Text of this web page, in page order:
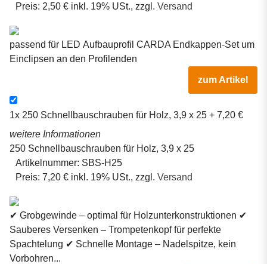
Preis: 2,50 € inkl. 19% USt., zzgl. Versand
passend für LED Aufbauprofil CARDA Endkappen-Set um
Einclipsen an den Profilenden
zum Artikel
1x 250 Schnellbauschrauben für Holz, 3,9 x 25 + 7,20 €
weitere Informationen
250 Schnellbauschrauben für Holz, 3,9 x 25
Artikelnummer: SBS-H25
Preis: 7,20 € inkl. 19% USt., zzgl. Versand
✔ Grobgewinde – optimal für Holzunterkonstruktionen ✔
Sauberes Versenken – Trompetenkopf für perfekte
Spachtelung ✔ Schnelle Montage – Nadelspitze, kein
Vorbohren...